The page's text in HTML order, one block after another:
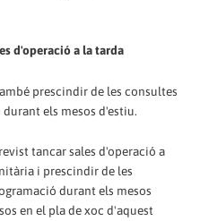
d'operació a la tarda
prescindir de les consultes
els mesos d'estiu.
tancar sales d'operació a
i prescindir de les
durant els mesos
en el pla de xoc d'aquest